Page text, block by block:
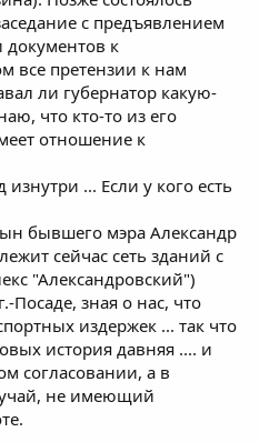
с предъявлением
документов к
все претензии к нам
ли губернатор какую-
что кто-то из его
отношение к
... Если у кого есть
бывшего мэра Александр
сейчас сеть зданий с
"Александровский")
Посаде, зная о нас, что
издержек ... так что
история давняя .... и
согласовании, а в
не имеющий